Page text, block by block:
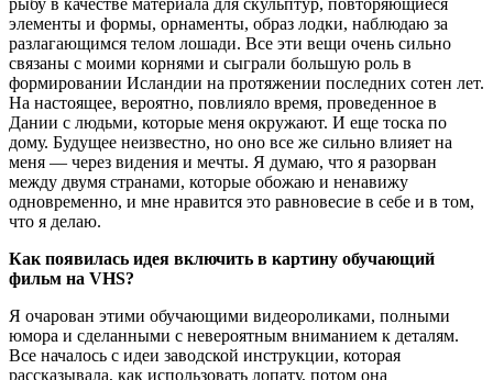
рыбу в качестве материала для скульптур, повторяющиеся
элементы и формы, орнаменты, образ лодки, наблюдаю за
разлагающимся телом лошади. Все эти вещи очень сильно
связаны с моими корнями и сыграли большую роль в
формировании Исландии на протяжении последних сотен лет.
На настоящее, вероятно, повлияло время, проведенное в
Дании с людьми, которые меня окружают. И еще тоска по
дому. Будущее неизвестно, но оно все же сильно влияет на
меня — через видения и мечты. Я думаю, что я разорван
между двумя странами, которые обожаю и ненавижу
одновременно, и мне нравится это равновесие в себе и в том,
что я делаю.
Как появилась идея включить в картину обучающий
фильм на VHS?
Я очарован этими обучающими видеороликами, полными
юмора и сделанными с невероятным вниманием к деталям.
Все началось с идеи заводской инструкции, которая
рассказывала, как использовать лопату, потом она